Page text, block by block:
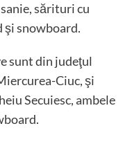
sărituri cu
şi snowboard.
sunt din judeţul
Ciuc, şi
Secuiesc, ambele